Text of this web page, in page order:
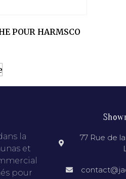
POUR HARMSCO
la
et
pour
77 Rue de